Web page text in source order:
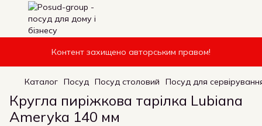
Контент захищено авторським правом!
Каталог Посуд Посуд столовий Посуд для
Кругла пиріжкова тарілка Lubiana
Ameryka 140 мм